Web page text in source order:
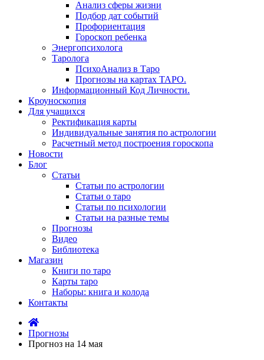
Анализ сферы жизни
Подбор дат событий
Профориентация
Гороскоп ребенка
Энергопсихолога
Таролога
ПсихоАнализ в Таро
Прогнозы на картах ТАРО.
Информационный Код Личности.
Кроуноскопия
Для учащихся
Ректификация карты
Индивидуальные занятия по астрологии
Расчетный метод построения гороскопа
Новости
Блог
Статьи
Статьи по астрологии
Статьи о таро
Статьи по психологии
Статьи на разные темы
Прогнозы
Видео
Библиотека
Магазин
Книги по таро
Карты таро
Наборы: книга и колода
Контакты
Прогнозы
Прогноз на 14 мая